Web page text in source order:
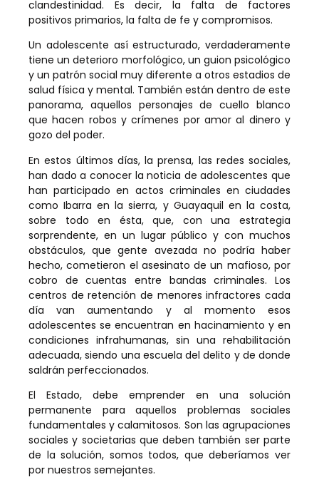
clandestinidad. Es decir, la falta de factores
positivos primarios, la falta de fe y compromisos.
Un adolescente así estructurado, verdaderamente
tiene un deterioro morfológico, un guion psicológico
y un patrón social muy diferente a otros estadios de
salud física y mental. También están dentro de este
panorama, aquellos personajes de cuello blanco
que hacen robos y crímenes por amor al dinero y
gozo del poder.
En estos últimos días, la prensa, las redes sociales,
han dado a conocer la noticia de adolescentes que
han participado en actos criminales en ciudades
como Ibarra en la sierra, y Guayaquil en la costa,
sobre todo en ésta, que, con una estrategia
sorprendente, en un lugar público y con muchos
obstáculos, que gente avezada no podría haber
hecho, cometieron el asesinato de un mafioso, por
cobro de cuentas entre bandas criminales. Los
centros de retención de menores infractores cada
día van aumentando y al momento esos
adolescentes se encuentran en hacinamiento y en
condiciones infrahumanas, sin una rehabilitación
adecuada, siendo una escuela del delito y de donde
saldrán perfeccionados.
El Estado, debe emprender en una solución
permanente para aquellos problemas sociales
fundamentales y calamitosos. Son las agrupaciones
sociales y societarias que deben también ser parte
de la solución, somos todos, que deberíamos ver
por nuestros semejantes.